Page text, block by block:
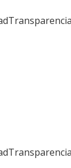
Transparencia
Transparencia